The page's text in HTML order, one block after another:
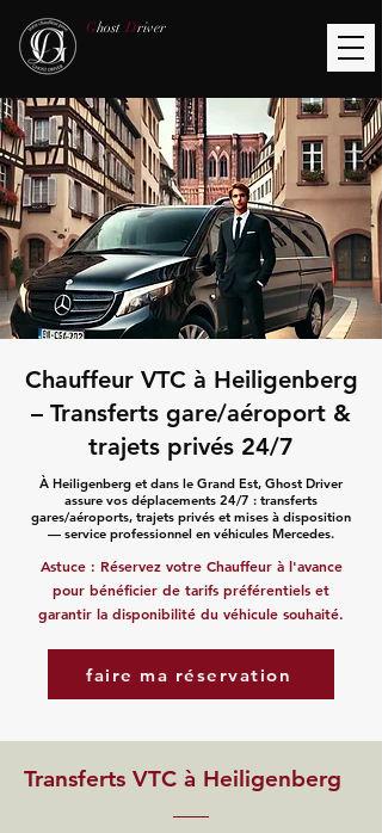
Ghost Driver
Chauffeur VTC à Heiligenberg
– Transferts gare/aéroport &
trajets privés 24/7
À Heiligenberg et dans le Grand Est, Ghost Driver
assure vos déplacements 24/7 : transferts
gares/aéroports, trajets privés et mises à disposition
— service professionnel en véhicules Mercedes.
Astuce : Réservez votre Chauffeur à l'avance
pour bénéficier de tarifs préférentiels et
garantir la disponibilité du véhicule souhaité.
faire ma réservation
Transferts VTC à Heiligenberg